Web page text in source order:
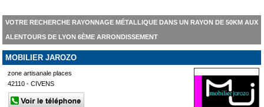
VOTRE RECHERCHE RAYONNAGE MÉTALLIQUE DANS UN RAYON DE 50KM AUX
ALENTOURS DE LYON 6ÈME ARRONDISSEMENT
MOBILIER JAROZO
zone artisanale places
42110 - CIVENS